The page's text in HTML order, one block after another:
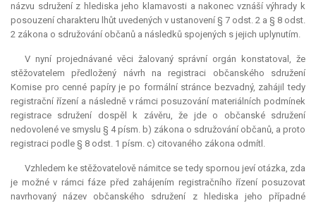
názvu sdružení z hlediska jeho klamavosti a nakonec vznáší výhrady k
posouzení charakteru lhůt uvedených v ustanovení § 7 odst. 2 a § 8 odst.
2 zákona o sdružování občanů a následků spojených s jejich uplynutím.
V nyní projednávané věci žalovaný správní orgán konstatoval, že
stěžovatelem předložený návrh na registraci občanského sdružení
Komise pro cenné papíry je po formální stránce bezvadný, zahájil tedy
registrační řízení a následně v rámci posuzování materiálních podmínek
registrace sdružení dospěl k závěru, že jde o občanské sdružení
nedovolené ve smyslu § 4 písm. b) zákona o sdružování občanů, a proto
registraci podle § 8 odst. 1 písm. c) citovaného zákona odmítl.
Vzhledem ke stěžovatelově námitce se tedy spornou jeví otázka, zda
je možné v rámci fáze před zahájením registračního řízení posuzovat
navrhovaný název občanského sdružení z hlediska jeho případné